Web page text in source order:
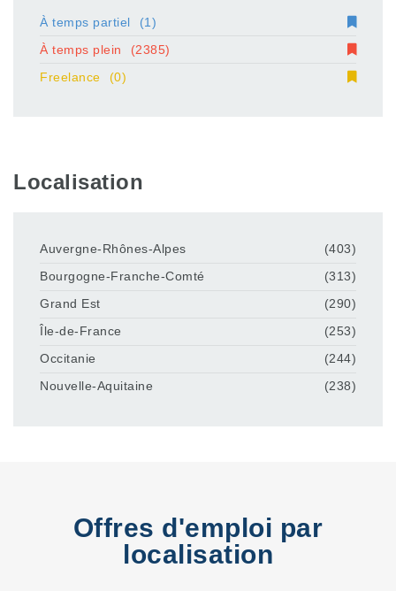
À temps partiel
(1)
À temps plein
(2385)
Freelance
(0)
Localisation
Auvergne-Rhônes-Alpes
(403)
Bourgogne-Franche-Comté
(313)
Grand Est
(290)
Île-de-France
(253)
Occitanie
(244)
Nouvelle-Aquitaine
(238)
Offres d'emploi par
localisation